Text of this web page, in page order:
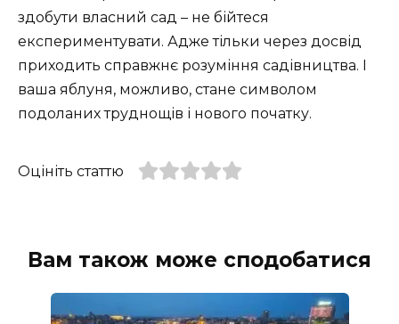
здобути власний сад – не бійтеся
експериментувати. Адже тільки через досвід
приходить справжнє розуміння садівництва. І
ваша яблуня, можливо, стане символом
подоланих труднощів і нового початку.
Оцініть статтю
Вам також може сподобатися